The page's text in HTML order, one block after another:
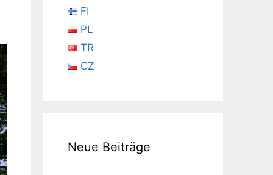
FI
PL
TR
CZ
Neue Beiträge